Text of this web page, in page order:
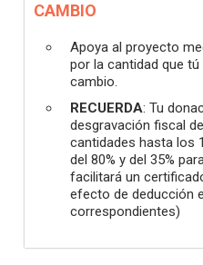
CAMBIO
Apoya al proyecto
por la cantidad que
cambio.
RECUERDA: Tu
desgravación fiscal
cantidades hasta los
del 80% y del 35%
facilitará un
efecto de deducción
correspondientes)